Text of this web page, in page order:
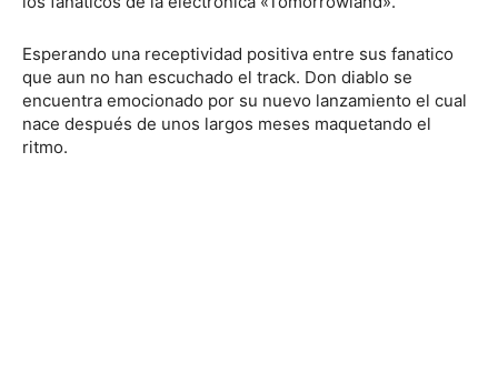
Esperando una receptividad positiva entre sus fanatico
que aun no han escuchado el track. Don diablo se
encuentra emocionado por su nuevo lanzamiento el cual
nace después de unos largos meses maquetando el
ritmo.